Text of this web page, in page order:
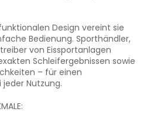
Design vereint sie
Bedienung. Sporthändler,
von Eissportanlagen
Schleifergebnissen sowie
– für einen
Nutzung.